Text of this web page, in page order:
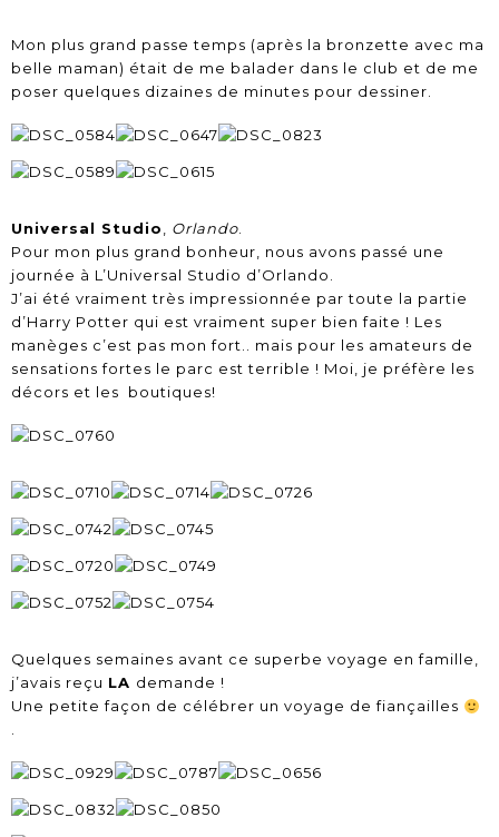
Mon plus grand passe temps (après la bronzette avec ma
belle maman) était de me balader dans le club et de me
poser quelques dizaines de minutes pour dessiner.
Universal Studio, Orlando.
Pour mon plus grand bonheur, nous avons passé une
journée à L’Universal Studio d’Orlando.
J’ai été vraiment très impressionnée par toute la partie
d’Harry Potter qui est vraiment super bien faite ! Les
manèges c’est pas mon fort.. mais pour les amateurs de
sensations fortes le parc est terrible ! Moi, je préfère les
décors et les boutiques!
Quelques semaines avant ce superbe voyage en famille,
j’avais reçu LA demande !
Une petite façon de célébrer un voyage de fiançailles
.